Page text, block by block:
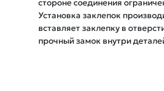
стороне соединения
Установка заклепок
вставляет заклепку в
прочный замок внутри